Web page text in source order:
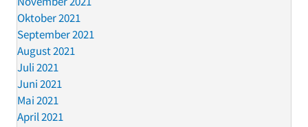
Oktober 2021
September 2021
August 2021
Juli 2021
Juni 2021
Mai 2021
April 2021